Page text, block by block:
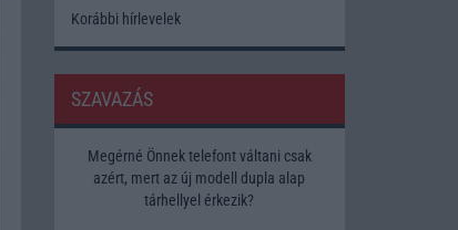
Korábbi hírlevelek
SZAVAZÁS
Megérné Önnek telefont váltani csak
azért, mert az új modell dupla alap
tárhellyel érkezik?